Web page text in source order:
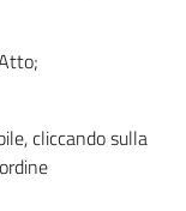
cliccando sulla